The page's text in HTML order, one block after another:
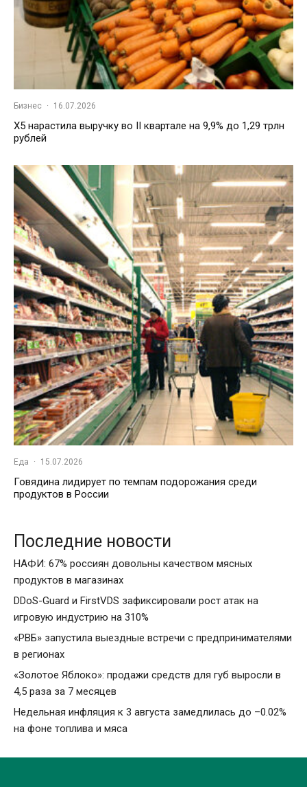
Бизнес · 16.07.2026
X5 нарастила выручку во II квартале на 9,9% до 1,29 трлн
рублей
Еда · 15.07.2026
Говядина лидирует по темпам подорожания среди
продуктов в России
Последние новости
НАФИ: 67% россиян довольны качеством мясных
продуктов в магазинах
DDoS-Guard и FirstVDS зафиксировали рост атак на
игровую индустрию на 310%
«РВБ» запустила выездные встречи с предпринимателями
в регионах
«Золотое Яблоко»: продажи средств для губ выросли в
4,5 раза за 7 месяцев
Недельная инфляция к 3 августа замедлилась до –0.02%
на фоне топлива и мяса